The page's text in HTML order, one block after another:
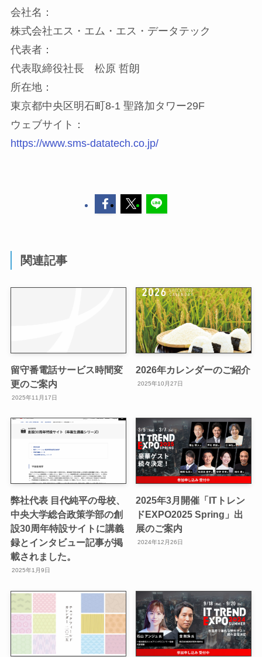
会社名：
株式会社エス・エム・エス・データテック
代表者：
代表取締役社長 松原 哲朗
所在地：
東京都中央区明石町8-1 聖路加タワー29F
ウェブサイト：
https://www.sms-datatech.co.jp/
関連記事
留守番電話サービス時間変
更のご案内
2025年11月17日
2026年カレンダーのご紹介
2025年10月27日
弊社代表 目代純平の母校、
中央大学総合政策学部の創
設30周年特設サイトに講義
録とインタビュー記事が掲
載されました。
2025年1月9日
2025年3月開催「ITトレン
ドEXPO2025 Spring」出
展のご案内
2024年12月26日